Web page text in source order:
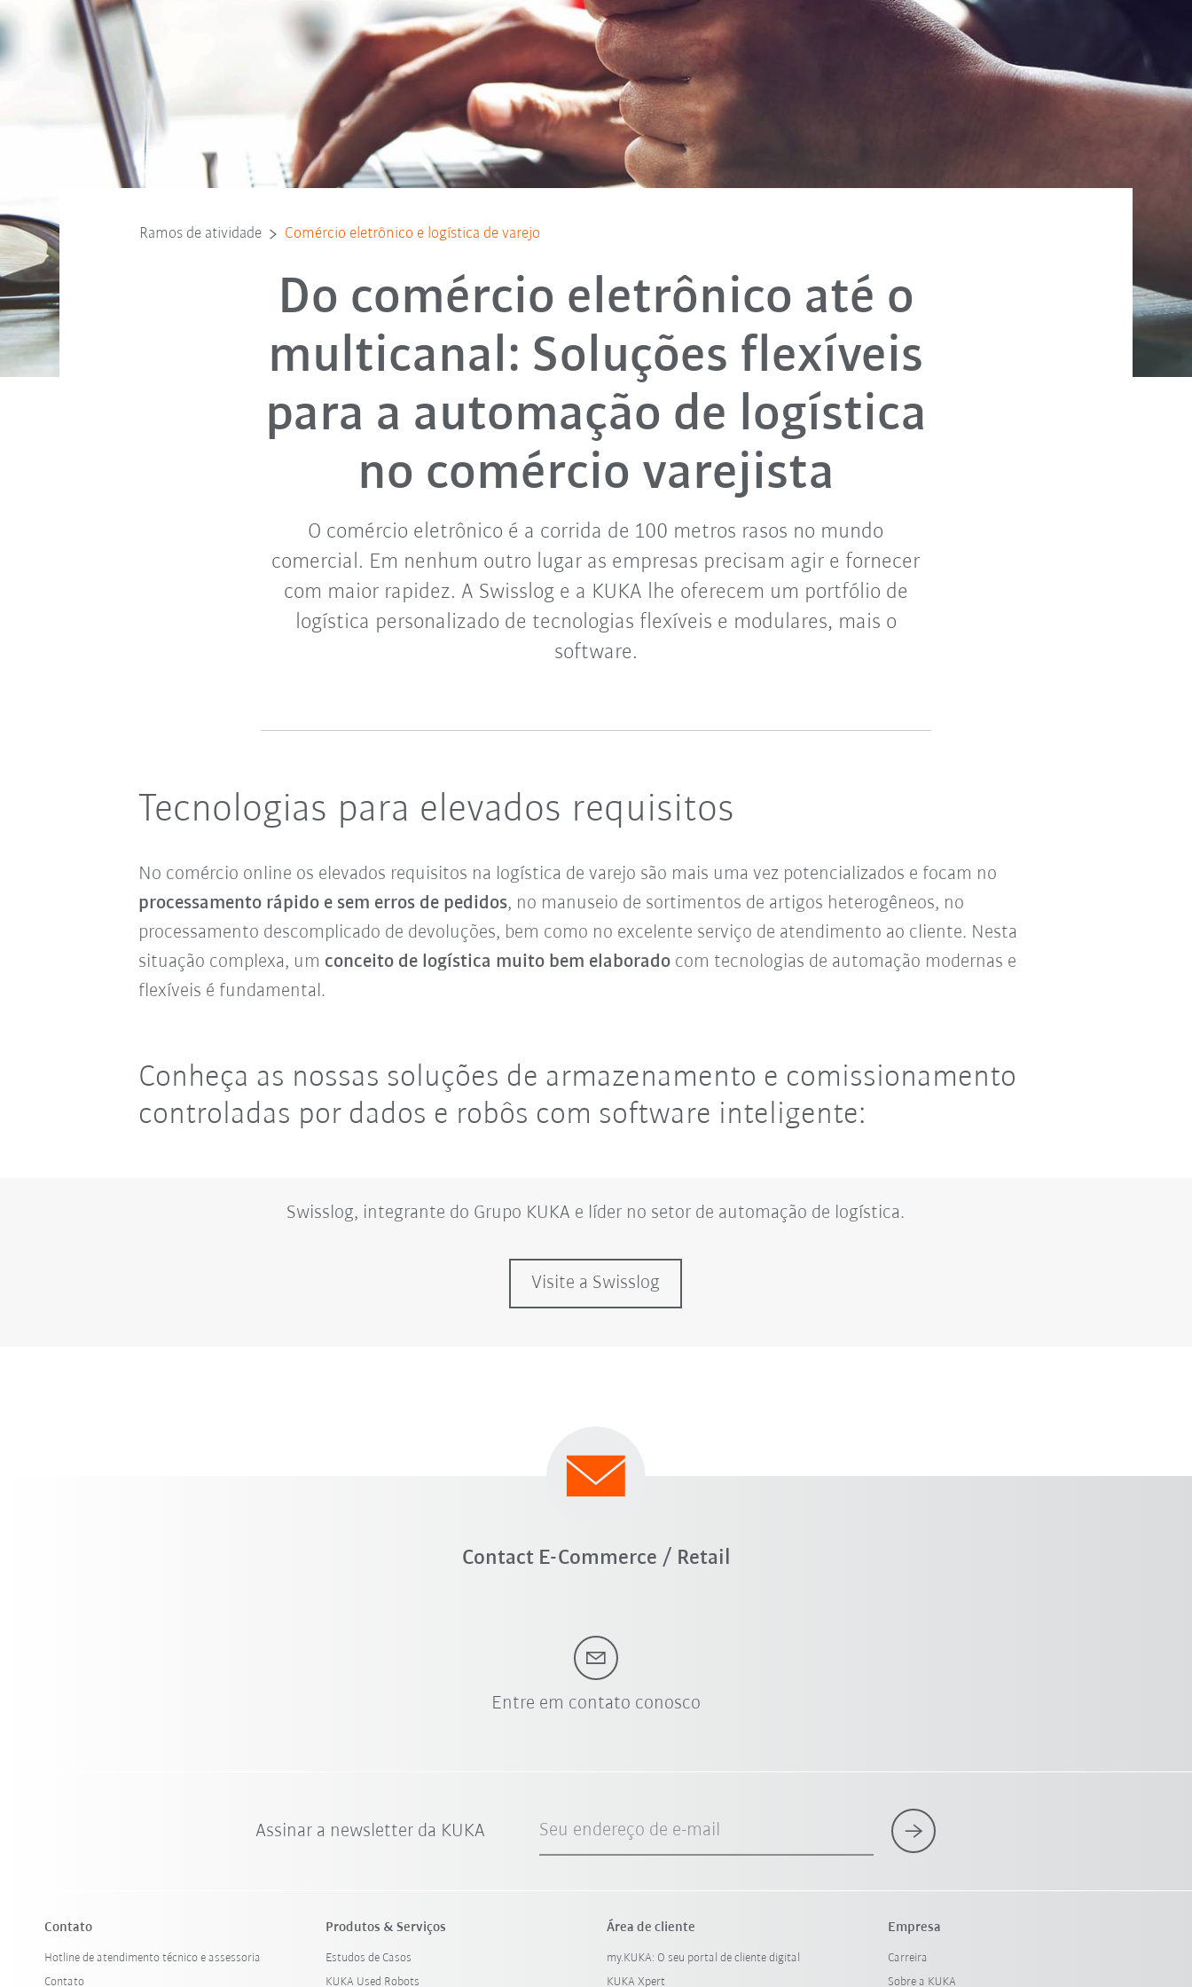
Ramos de atividade Comércio eletrônico e logística de varejo
Do comércio eletrônico até o
multicanal: Soluções flexíveis
para a automação de logística
no comércio varejista
O comércio eletrônico é a corrida de 100 metros rasos no mundo
comercial. Em nenhum outro lugar as empresas precisam agir e fornecer
com maior rapidez. A Swisslog e a KUKA lhe oferecem um portfólio de
logística personalizado de tecnologias flexíveis e modulares, mais o
software.
Tecnologias para elevados requisitos
No comércio online os elevados requisitos na logística de varejo são mais uma vez potencializados e focam no
processamento rápido e sem erros de pedidos, no manuseio de sortimentos de artigos heterogêneos, no
processamento descomplicado de devoluções, bem como no excelente serviço de atendimento ao cliente. Nesta
situação complexa, um conceito de logística muito bem elaboradocom tecnologias de automação modernas e
flexíveis é fundamental.
Conheça as nossas soluções de armazenamento e comissionamento
controladas por dados e robôs com software inteligente:
Swisslog, integrante do Grupo KUKA e líder no setor de automação de logística.
Visite a Swisslog
Contact E-Commerce / Retail
Entre em contato conosco
Assinar a newsletter da KUKA Seu endereço de e-mail
Contato
Hotline de atendimento técnico e assessoria
Contato
Produtos & Serviços
Estudos de Casos
KUKA Used Robots
Área de cliente
my.KUKA: O seu portal de cliente digital
KUKA Xpert
Empresa
Carreira
Sobre a KUKA